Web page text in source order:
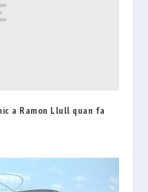
a Ramon Llull quan fa